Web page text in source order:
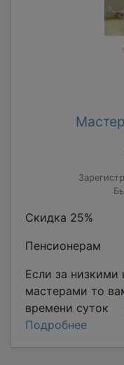
Скидка 25%
Пенсионерам
Если за
мастерами то
времени суток
Подробнее